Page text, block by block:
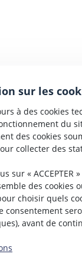
sur les
à des cookies
du
des cookies
collecter des
sur « ACCEPTER
des cookies
choisir quels
consentement
avant de